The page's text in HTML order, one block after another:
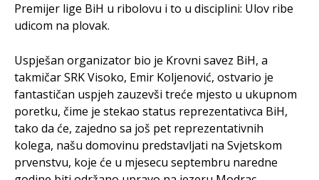
Premijer lige BiH u ribolovu i to u disciplini: Ulov ribe
udicom na plovak.
Uspješan organizator bio je Krovni savez BiH, a
takmičar SRK Visoko, Emir Koljenović, ostvario je
fantastičan uspjeh zauzevši treće mjesto u ukupnom
poretku, čime je stekao status reprezentativca BiH,
tako da će, zajedno sa još pet reprezentativnih
kolega, našu domovinu predstavljati na Svjetskom
prvenstvu, koje će u mjesecu septembru naredne